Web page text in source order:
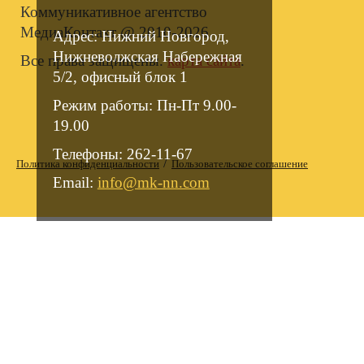
Адрес: Нижний Новгород,
Нижневолжская Набережная
5/2, офисный блок 1
Режим работы: Пн-Пт 9.00-
19.00
Телефоны: 262-11-67
Email: info@mk-nn.com
Коммуникативное агентство
МедиаКонтакт @ 2010-2026.
Все права защищены.карта сайта.
Политика конфиденциальности/Пользовательское соглашение